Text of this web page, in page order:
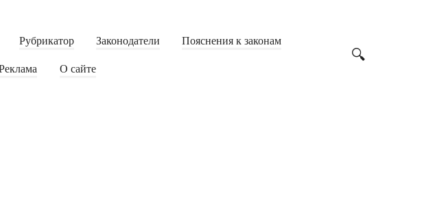
Рубрикатор Законодатели Пояснения к законам
О сайте